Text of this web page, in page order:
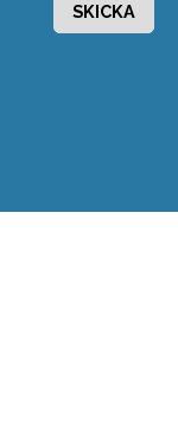
SKICKA